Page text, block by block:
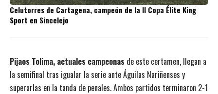
Celutorres de Cartagena, campeón de la II Copa Élite King
Sport en Sincelejo
Pijaos Tolima, actuales campeonas de este certamen, llegan a
la semifinal tras igualar la serie ante Águilas Nariñenses y
superarlas en la tanda de penales. Ambos partidos terminaron 2-1